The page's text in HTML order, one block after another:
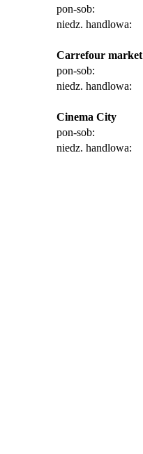
pon-sob:
niedz. handlowa:
Carrefour market
pon-sob:
niedz. handlowa:
Cinema City
pon-sob:
niedz. handlowa: